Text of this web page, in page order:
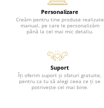
Personalizare
Creăm pentru tine produse realizate
manual, pe care le personalizăm
până la cel mai mic detaliu.
Suport
Îți oferim suport și sfaturi gratuite,
pentru ca tu să alegi ceea ce ți se
potrivește cel mai bine.